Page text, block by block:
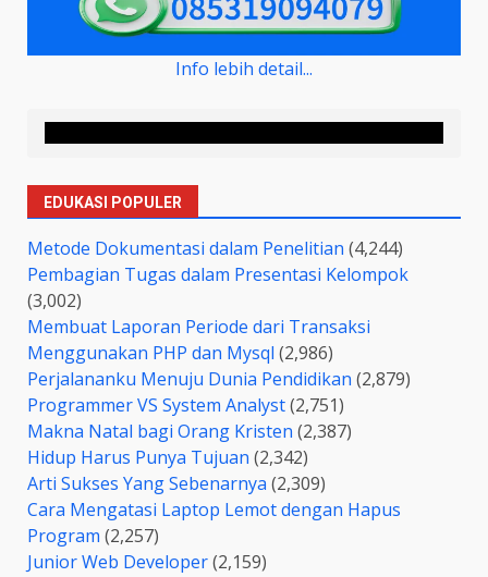
Info lebih detail...
EDUKASI POPULER
Metode Dokumentasi dalam Penelitian (4,244)
Pembagian Tugas dalam Presentasi Kelompok
(3,002)
Membuat Laporan Periode dari Transaksi
Menggunakan PHP dan Mysql (2,986)
Perjalananku Menuju Dunia Pendidikan (2,879)
Programmer VS System Analyst(2,751)
Makna Natal bagi Orang Kristen (2,387)
Hidup Harus Punya Tujuan (2,342)
Arti Sukses Yang Sebenarnya (2,309)
Cara Mengatasi Laptop Lemot dengan Hapus
Program (2,257)
Junior Web Developer(2,159)